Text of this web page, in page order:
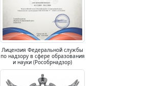
Лицензия Федеральной службы
по надзору в сфере образования
и науки (Рособрнадзор)